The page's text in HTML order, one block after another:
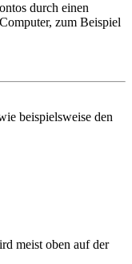
durch einen
zum Beispiel
beispielsweise den
meist oben auf der